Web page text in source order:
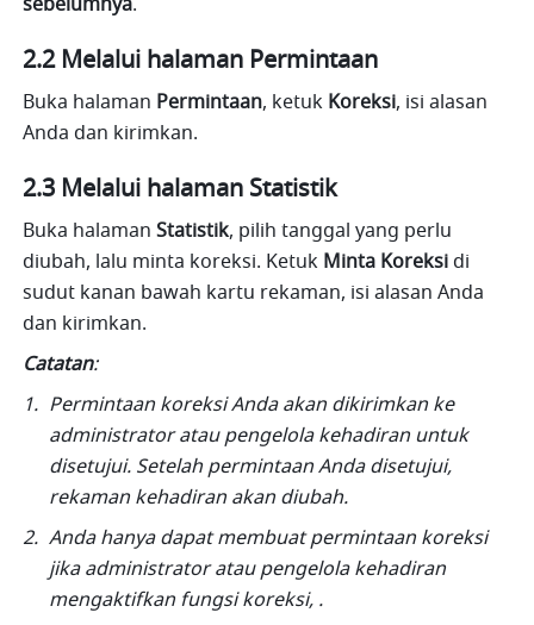
2.2 Melalui halaman Permintaan
Buka halaman Permintaan, ketuk Koreksi, isi alasan
Anda dan kirimkan.
2.3 Melalui halaman Statistik
Buka halaman Statistik, pilih tanggal yang perlu
diubah, lalu minta koreksi. Ketuk Minta Koreksi di
sudut kanan bawah kartu rekaman, isi alasan Anda
dan kirimkan.
Catatan:
Permintaan koreksi Anda akan dikirimkan ke
administrator atau pengelola kehadiran untuk
disetujui. Setelah permintaan Anda disetujui,
rekaman kehadiran akan diubah.
Anda hanya dapat membuat permintaan koreksi
jika administrator atau pengelola kehadiran
mengaktifkan fungsi koreksi, .